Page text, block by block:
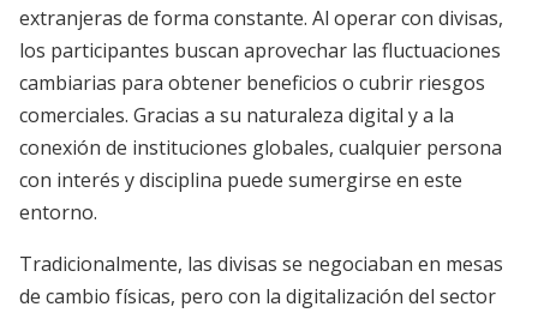
extranjeras de forma constante. Al operar con divisas,
los participantes buscan aprovechar las fluctuaciones
cambiarias para obtener beneficios o cubrir riesgos
comerciales. Gracias a su naturaleza digital y a la
conexión de instituciones globales, cualquier persona
con interés y disciplina puede sumergirse en este
entorno.
Tradicionalmente, las divisas se negociaban en mesas
de cambio físicas, pero con la digitalización del sector